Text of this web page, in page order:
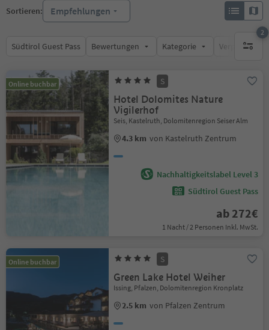
Sortieren: Empfehlungen
Südtirol Guest Pass Bewertungen Kategorie
2
aktive
Online buchbar S
Hotel Dolomites Nature
Vigilerhof
Seis, Kastelruth, Dolomitenregion Seiser Alm
4.3 km von Kastelruth Zentrum
Nachhaltigkeitslabel Level 3
Südtirol Guest Pass
ab 272€
1 Nacht / 2 Personen Inkl. MwSt.
Online buchbar S
Green Lake Hotel Weiher
Issing, Pfalzen, Dolomitenregion Kronplatz
2.5 km von Pfalzen Zentrum